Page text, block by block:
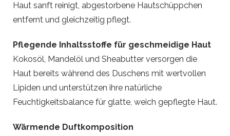
Haut sanft reinigt, abgestorbene Hautschüppchen
entfernt und gleichzeitig pflegt.
Pflegende Inhaltsstoffe für geschmeidige Haut
Kokosöl, Mandelöl und Sheabutter versorgen die
Haut bereits während des Duschens mit wertvollen
Lipiden und unterstützen ihre natürliche
Feuchtigkeitsbalance für glatte, weich gepflegte Haut.
Wärmende Duftkomposition